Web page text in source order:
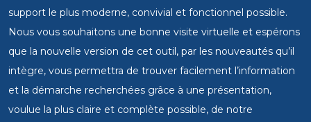
support le plus moderne, convivial et fonctionnel possible.
Nous vous souhaitons une bonne visite virtuelle et espérons
que la nouvelle version de cet outil, par les nouveautés qu’il
intègre, vous permettra de trouver facilement l’information
et la démarche recherchées grâce à une présentation,
voulue la plus claire et complète possible, de notre